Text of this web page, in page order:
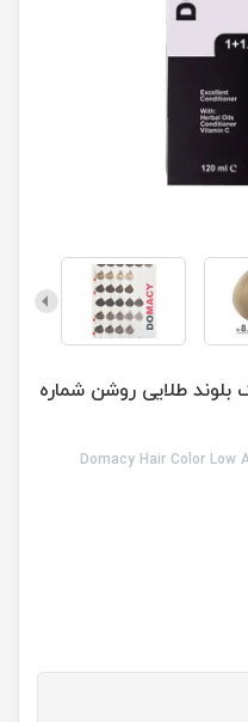
طلایی روشن شماره
Domacy Hair Color Low